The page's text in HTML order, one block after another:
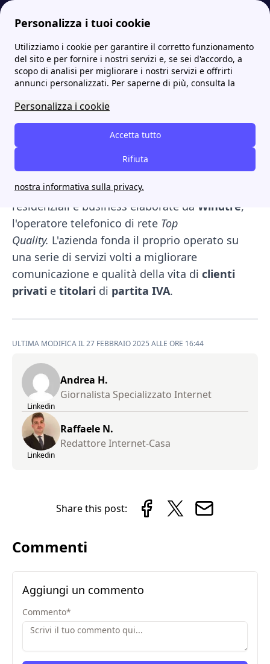
Personalizza i tuoi cookie
Utilizziamo i cookie per garantire il corretto funzionamento
del sito e per fornire i nostri servizi e, se sei d'accordo, a
scopo di analisi per migliorare i nostri servizi e offrirti
annunci personalizzati. Per saperne di più, consulta la
Personalizza i cookie
Accetta tutto
Rifiuta
nostra informativa sulla privacy.
Internet Casa WindTre: le migliori offerte, gli sportelli e i contatti utili
WindTre: le migliori
offerte, gli sportelli e i
contatti utili
Stai pensando di cambiare gestore telefonico e
vuoi confrontare tra loro le migliori offerte?
Ebbene, qui ti presentiamo le proposte
residenziali e business elaborate da Windtre,
l'operatore telefonico di rete Top
Quality. L'azienda fonda il proprio operato su
una serie di servizi volti a migliorare
comunicazione e qualità della vita di clienti
privati e titolari di partita IVA.
ULTIMA MODIFICA IL 27 FEBBRAIO 2025 ALLE ORE 16:44
Linkedin
Andrea H.
Giornalista Specializzato Internet
Linkedin
Raffaele N.
Redattore Internet-Casa
Share this post:
Commenti
Aggiungi un commento
Commento*